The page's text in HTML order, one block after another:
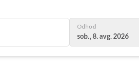
Odhod
sob., 8. avg. 2026